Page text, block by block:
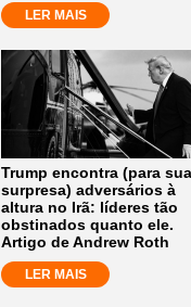
LER MAIS
Trump encontra (para sua
surpresa) adversários à
altura no Irã: líderes tão
obstinados quanto ele.
Artigo de Andrew Roth
LER MAIS